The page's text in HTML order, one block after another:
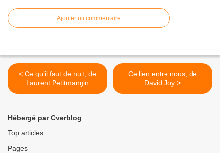
Ajouter un commentaire
< Ce qu’il faut de nuit, de
Laurent Petitmangin
Ce lien entre nous, de
David Joy >
Hébergé par Overblog
Top articles
Pages